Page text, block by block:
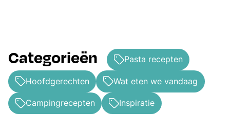
Categorieën Pasta recepten
Hoofdgerechten Wat eten we vandaag
Campingrecepten Inspiratie